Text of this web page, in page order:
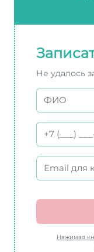
Не удалось
Нажимая